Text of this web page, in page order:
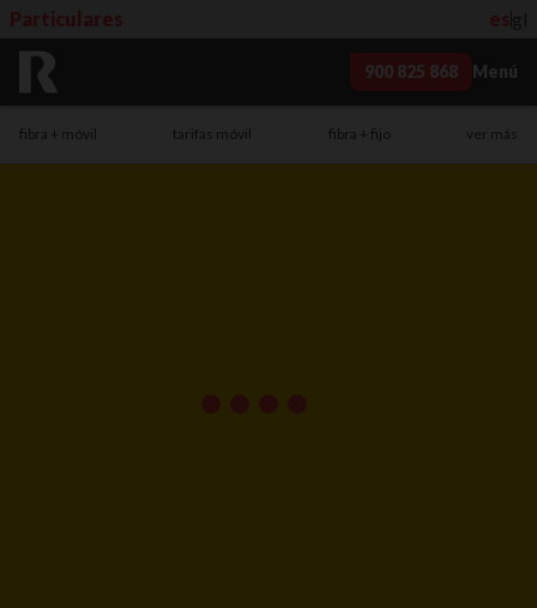
Particulares es
900 825 868 Menú
fibra + móvil tarifas móvil fibra + fijo ver más